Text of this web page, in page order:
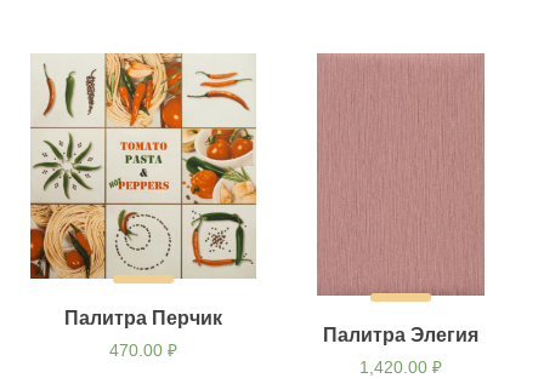
Палитра Перчик
470.00 ₽
Палитра Элегия
1,420.00₽